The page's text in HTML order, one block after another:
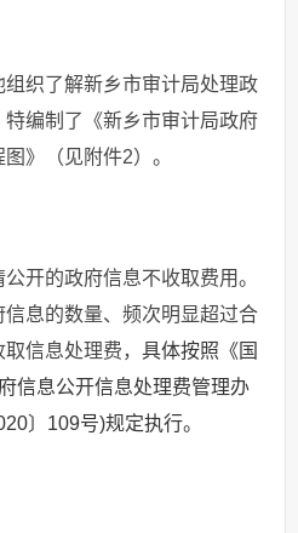
织了解新乡市审计局处理政
编制了《新乡市审计局政府
》（见附件2）。
开的政府信息不收取费用。
息的数量、频次明显超过合
信息处理费， 具体按照《国
信息公开信息处理费管理办
〕109号)规定执行。